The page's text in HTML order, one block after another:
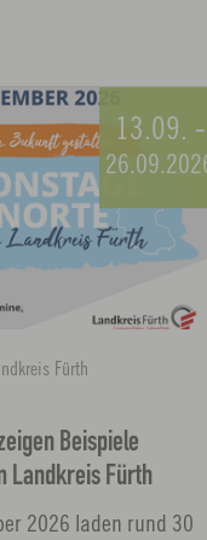
13.09. -
Fürth
Beispiele
Landkreis Fürth
2026 laden rund 30